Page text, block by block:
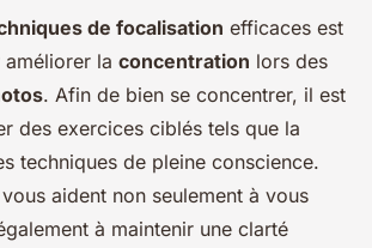
de focalisation efficaces est
la concentration lors des
. Afin de bien se concentrer, il est
des exercices ciblés tels que la
techniques de pleine conscience.
aident non seulement à vous
à maintenir une clarté